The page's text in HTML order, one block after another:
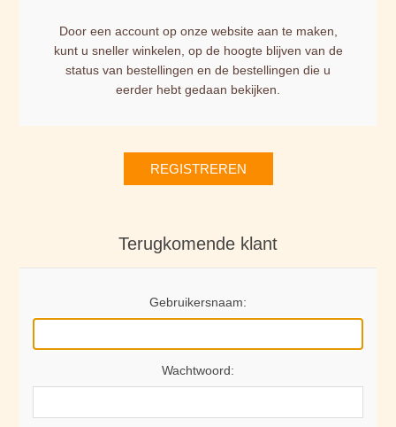
Door een account op onze website aan te maken,
kunt u sneller winkelen, op de hoogte blijven van de
status van bestellingen en de bestellingen die u
eerder hebt gedaan bekijken.
REGISTREREN
Terugkomende klant
Gebruikersnaam:
Wachtwoord: